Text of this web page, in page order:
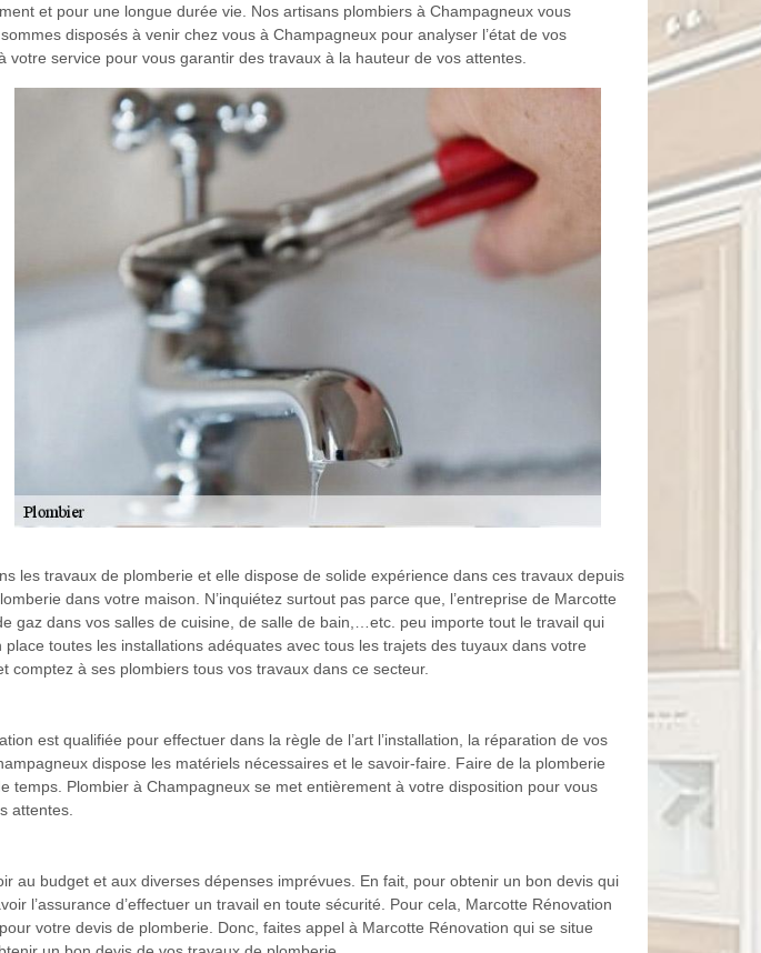
et pour une longue durée vie. Nos artisans plombiers à Champagneux vous
disposés à venir chez vous à Champagneux pour analyser l’état de vos
service pour vous garantir des travaux à la hauteur de vos attentes.
les travaux de plomberie et elle dispose de solide expérience dans ces travaux depuis
dans votre maison. N’inquiétez surtout pas parce que, l’entreprise de Marcotte
gaz dans vos salles de cuisine, de salle de bain,…etc. peu importe tout le travail qui
toutes les installations adéquates avec tous les trajets des tuyaux dans votre
comptez à ses plombiers tous vos travaux dans ce secteur.
est qualifiée pour effectuer dans la règle de l’art l’installation, la réparation de vos
dispose les matériels nécessaires et le savoir-faire. Faire de la plomberie
temps. Plombier à Champagneux se met entièrement à votre disposition pour vous
attentes.
au budget et aux diverses dépenses imprévues. En fait, pour obtenir un bon devis qui
l’assurance d’effectuer un travail en toute sécurité. Pour cela, Marcotte Rénovation
votre devis de plomberie. Donc, faites appel à Marcotte Rénovation qui se situe